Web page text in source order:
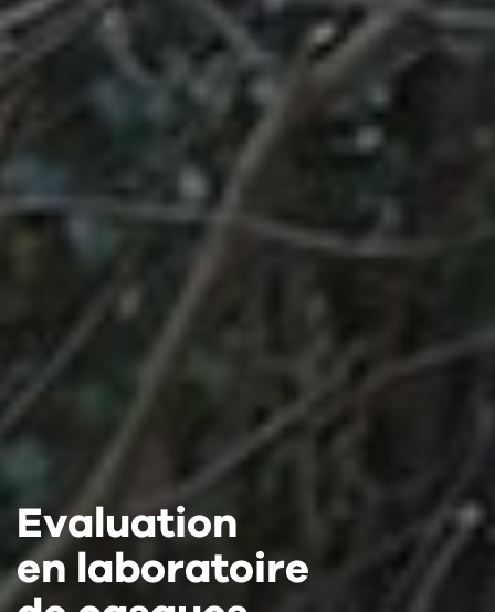
Evaluation
en laboratoire
Evaluation
en laboratoire
Evaluation
en laboratoire